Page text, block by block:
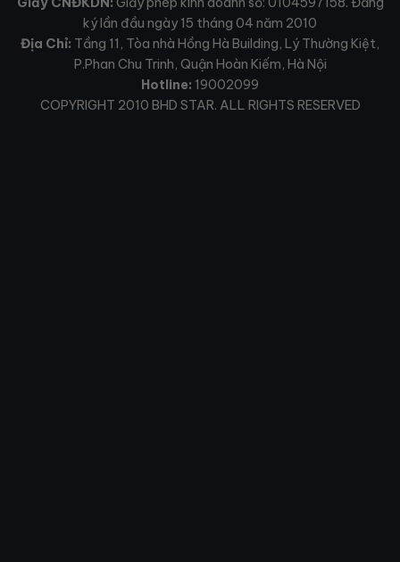
ký lần đầu ngày 15 tháng 04 năm 2010
Địa Chỉ: Tầng 11, Tòa nhà Hồng Hà Building, Lý Thường Kiệt,
P.Phan Chu Trinh, Quận Hoàn Kiếm, Hà Nội
Hotline: 19002099
COPYRIGHT 2010 BHD STAR. ALL RIGHTS RESERVED